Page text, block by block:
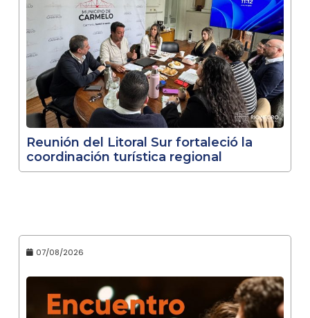
Reunión del Litoral Sur fortaleció la
coordinación turística regional
07/08/2026